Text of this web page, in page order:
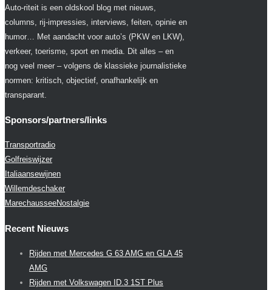
Auto-riteit is een oldskool blog met nieuws,
columns, rij-impressies, interviews, feiten, opinie en
humor… Met aandacht voor auto’s (PKW en LKW),
verkeer, toerisme, sport en media. Dit alles – en
nog veel meer – volgens de klassieke journalistieke
normen: kritisch, objectief, onafhankelijk en
transparant.
Sponsors/partners/links
Transportradio
Golfreiswijzer
Italiaansewijnen
Willemdeschaker
MarechausseeNostalgie
Recent Nieuws
Rijden met Mercedes G 63 AMG en GLA 45
AMG
Rijden met Volkswagen ID.3 1ST Plus